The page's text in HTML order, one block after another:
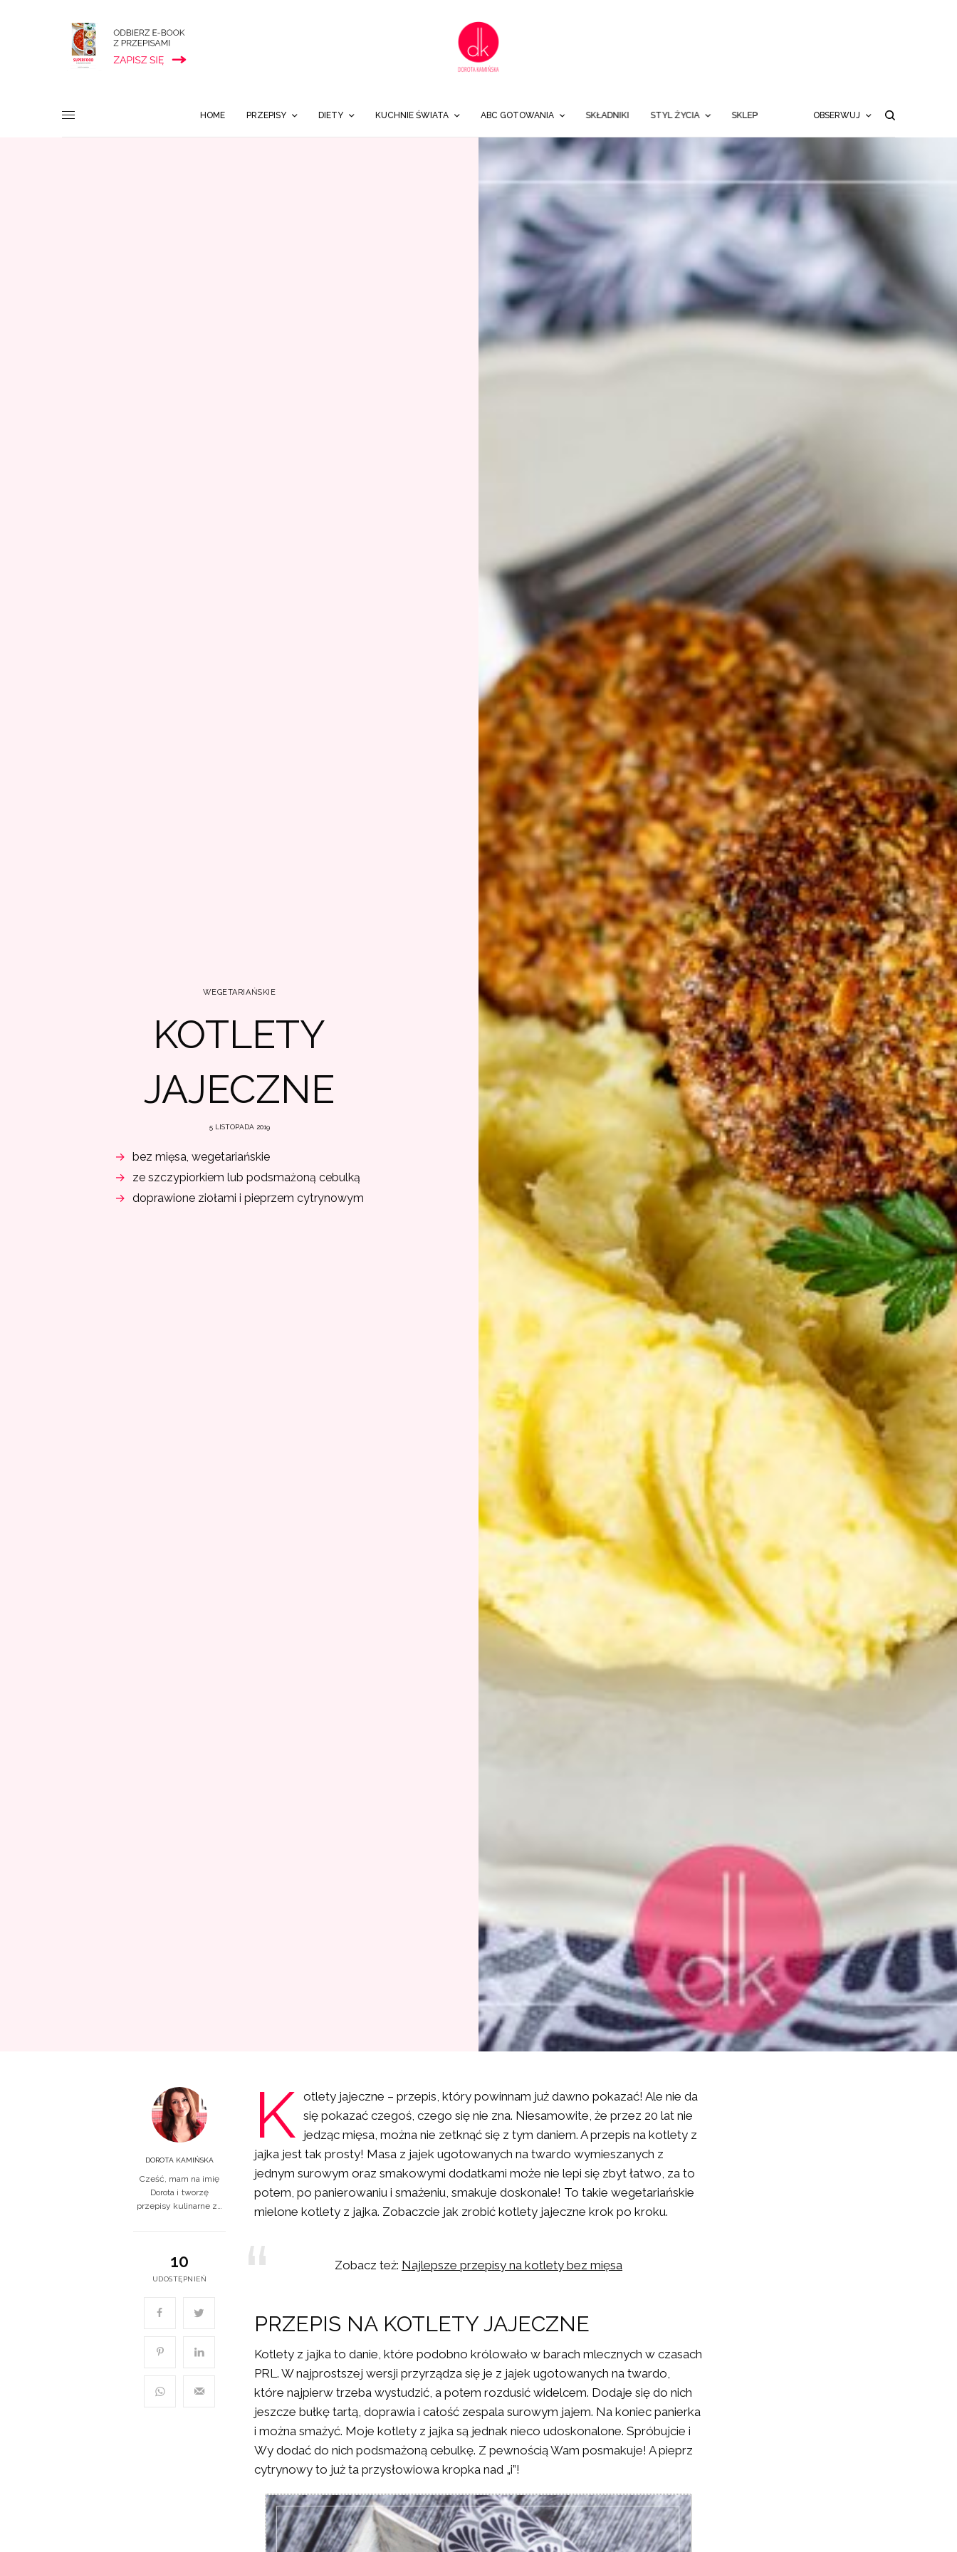
HOME PRZEPISY DIETY KUCHNIE ŚWIATA ABC GOTOWANIA SKŁADNIKI STYL ŻYCIA SKLEP OBSERWUJ
WEGETARIAŃSKIE
KOTLETY
JAJECZNE
5 LISTOPADA 2019
bez mięsa, wegetariańskie
ze szczypiorkiem lub podsmażoną cebulką
doprawione ziołami i pieprzem cytrynowym
DOROTA KAMIŃSKA
Cześć, mam na imię
Dorota i tworzę
przepisy kulinarne z…
10
UDOSTĘPNIEŃ
K otlety jajeczne – przepis, który powinnam już dawno pokazać! Ale nie da
się pokazać czegoś, czego się nie zna. Niesamowite, że przez 20 lat nie
jedząc mięsa, można nie zetknąć się z tym daniem. A przepis na kotlety z
jajka jest tak prosty! Masa z jajek ugotowanych na twardo wymieszanych z
jednym surowym oraz smakowymi dodatkami może nie lepi się zbyt łatwo, za to
potem, po panierowaniu i smażeniu, smakuje doskonale! To takie wegetariańskie
mielone kotlety z jajka. Zobaczcie jak zrobić kotlety jajeczne krok po kroku.
Zobacz też: Najlepsze przepisy na kotlety bez mięsa
PRZEPIS NA KOTLETY JAJECZNE
Kotlety z jajka to danie, które podobno królowało w barach mlecznych w czasach
PRL. W najprostszej wersji przyrządza się je z jajek ugotowanych na twardo,
które najpierw trzeba wystudzić, a potem rozdusić widelcem. Dodaje się do nich
jeszcze bułkę tartą, doprawia i całość zespala surowym jajem. Na koniec panierka
i można smażyć. Moje kotlety z jajka są jednak nieco udoskonalone. Spróbujcie i
Wy dodać do nich podsmażoną cebulkę. Z pewnością Wam posmakuje! A pieprz
cytrynowy to już ta przysłowiowa kropka nad „i”!